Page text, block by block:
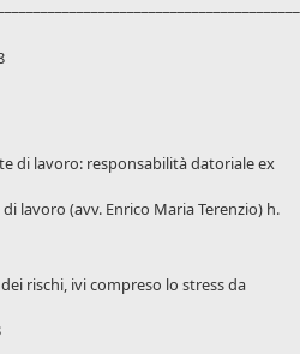
di lavoro: responsabilità datoriale ex
lavoro (avv. Enrico Maria Terenzio) h.
rischi, ivi compreso lo stress da